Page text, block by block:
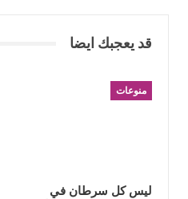
قد يعجبك ايضا
منوعات
ليس كل سرطان في